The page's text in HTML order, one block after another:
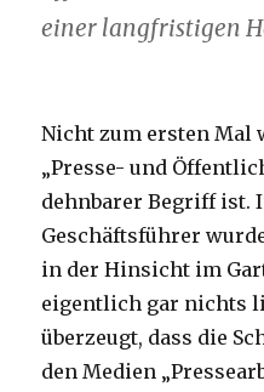
einer langfristigen
Nicht zum ersten Mal
„Presse- und
dehnbarer Begriff ist.
Geschäftsführer
in der Hinsicht im
eigentlich gar nichts
überzeugt, dass die
den Medien